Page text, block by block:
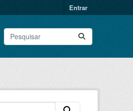
Entrar